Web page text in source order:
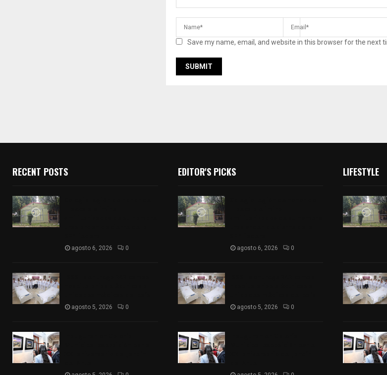
Save my name, email, and website in this browser for the next
RECENT POSTS
agosto 6, 2026 0
agosto 5, 2026 0
EDITOR'S PICKS
agosto 6, 2026 0
agosto 5, 2026 0
LIFESTYLE